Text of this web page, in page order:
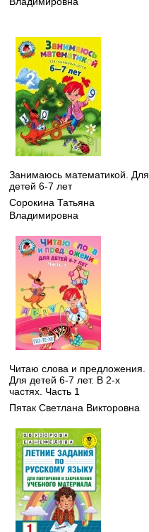
Занимаюсь математикой. Для
детей 6-7 лет
Сорокина Татьяна
Владимировна
Читаю слова и предложения.
Для детей 6-7 лет. В 2-х
частях. Часть 1
Пятак Светлана Викторовна